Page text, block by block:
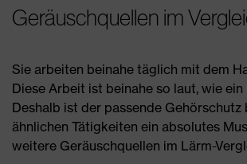
Geräuschquellen im
Sie arbeiten beinahe täglich mit dem
Diese Arbeit ist beinahe so laut, wie
Deshalb ist der passende Gehörschutz
ähnlichen Tätigkeiten ein absolutes
weitere Geräuschquellen im Lärm-